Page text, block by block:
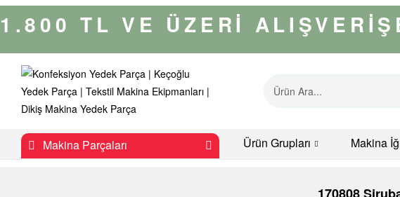
1.800 TL VE ÜZERİ
K
Makina Parçaları Ürün Grupları Makina